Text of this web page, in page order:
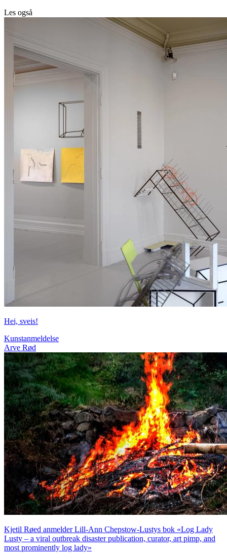
Les også
Hei, sveis!
Kunstanmeldelse
Arve Rød
Kjetil Røed anmelder Lill-Ann Chepstow-Lustys bok «Log Lady
Lusty – a viral outbreak disaster publication, curator, art pimp, and
most prominently log lady»